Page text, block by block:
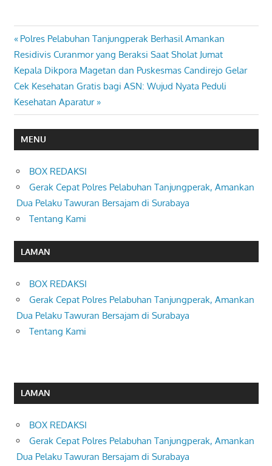
Navigasi
pos
Previous
Post:
Polres Pelabuhan Tanjungperak Berhasil Amankan
Residivis Curanmor yang Beraksi Saat Sholat Jumat
Next
Post:
Kepala Dikpora Magetan dan Puskesmas Candirejo Gelar
Cek Kesehatan Gratis bagi ASN: Wujud Nyata Peduli
Kesehatan Aparatur
MENU
BOX REDAKSI
Gerak Cepat Polres Pelabuhan Tanjungperak, Amankan
Dua Pelaku Tawuran Bersajam di Surabaya
Tentang Kami
LAMAN
BOX REDAKSI
Gerak Cepat Polres Pelabuhan Tanjungperak, Amankan
Dua Pelaku Tawuran Bersajam di Surabaya
Tentang Kami
LAMAN
BOX REDAKSI
Gerak Cepat Polres Pelabuhan Tanjungperak, Amankan
Dua Pelaku Tawuran Bersajam di Surabaya